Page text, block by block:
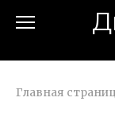
Главная